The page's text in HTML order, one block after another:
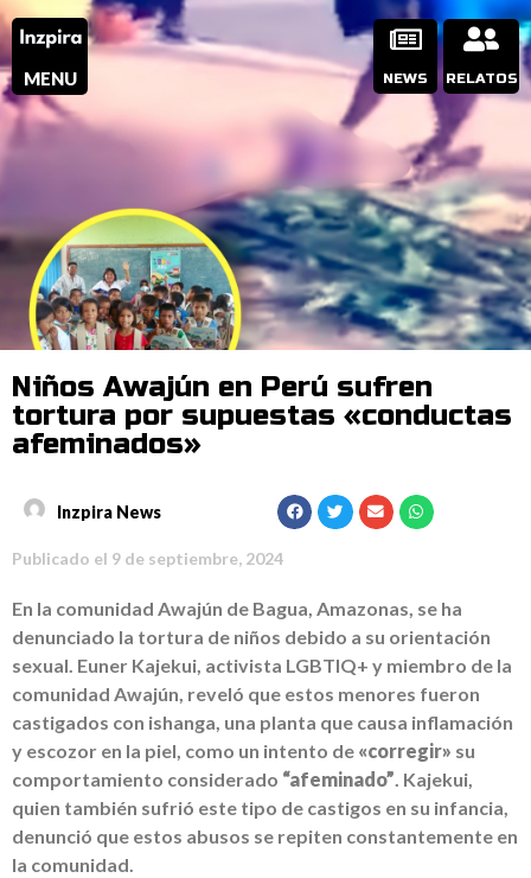
MENU NEWS RELATOS
Niños Awajún en Perú sufren
tortura por supuestas «conductas
afeminados»
Inzpira News
Publicado el 9 de septiembre, 2024
En la comunidad Awajún de Bagua, Amazonas, se ha
denunciado la tortura de niños debido a su orientación
sexual. Euner Kajekui, activista LGBTIQ+ y miembro de la
comunidad Awajún, reveló que estos menores fueron
castigados con ishanga, una planta que causa inflamación
y escozor en la piel, como un intento de «corregir» su
comportamiento considerado “afeminado”. Kajekui,
quien también sufrió este tipo de castigos en su infancia,
denunció que estos abusos se repiten constantemente en
la comunidad.